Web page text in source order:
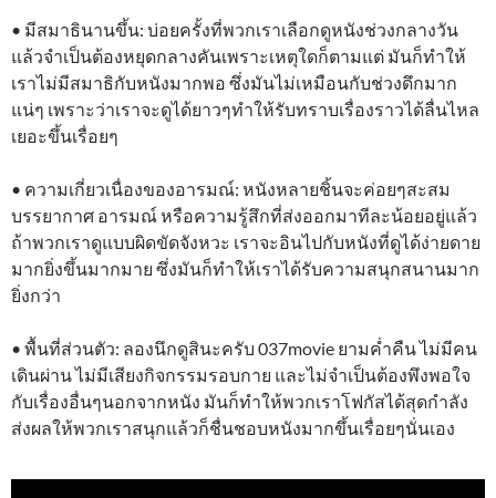
• มีสมาธินานขึ้น: บ่อยครั้งที่พวกเราเลือกดูหนังช่วงกลางวัน
แล้วจำเป็นต้องหยุดกลางคันเพราะเหตุใดก็ตามแต่ มันก็ทำให้
เราไม่มีสมาธิกับหนังมากพอ ซึ่งมันไม่เหมือนกับช่วงดึกมาก
แน่ๆ เพราะว่าเราจะดูได้ยาวๆทำให้รับทราบเรื่องราวได้ลื่นไหล
เยอะขึ้นเรื่อยๆ
• ความเกี่ยวเนื่องของอารมณ์: หนังหลายชิ้นจะค่อยๆสะสม
บรรยากาศ อารมณ์ หรือความรู้สึกที่ส่งออกมาทีละน้อยอยู่แล้ว
ถ้าพวกเราดูแบบผิดขัดจังหวะ เราจะอินไปกับหนังที่ดูได้ง่ายดาย
มากยิ่งขึ้นมากมาย ซึ่งมันก็ทำให้เราได้รับความสนุกสนานมาก
ยิ่งกว่า
• พื้นที่ส่วนตัว: ลองนึกดูสินะครับ 037movie ยามค่ำคืน ไม่มีคน
เดินผ่าน ไม่มีเสียงกิจกรรมรอบกาย และไม่จำเป็นต้องพึงพอใจ
กับเรื่องอื่นๆนอกจากหนัง มันก็ทำให้พวกเราโฟกัสได้สุดกำลัง
ส่งผลให้พวกเราสนุกแล้วก็ชื่นชอบหนังมากขึ้นเรื่อยๆนั่นเอง